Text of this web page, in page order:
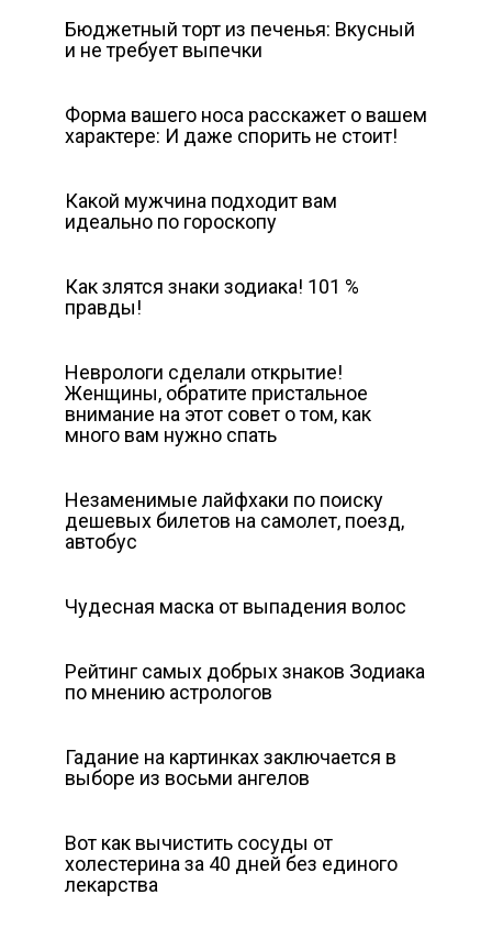
Бюджетный торт из печенья: Вкусный
и не требует выпечки
Форма вашего носа расскажет о вашем
характере: И даже спорить не стоит!
Какой мужчина подходит вам
идеально по гороскопу
Как злятся знаки зодиака! 101 %
правды!
Неврологи сделали открытие!
Женщины, обратите пристальное
внимание на этот совет о том, как
много вам нужно спать
Незаменимые лайфхаки по поиску
дешевых билетов на самолет, поезд,
автобус
Чудесная маска от выпадения волос
Рейтинг самых добрых знаков Зодиака
по мнению астрологов
Гадание на картинках заключается в
выборе из восьми ангелов
Вот как вычистить сосуды от
холестерина за 40 дней без единого
лекарства